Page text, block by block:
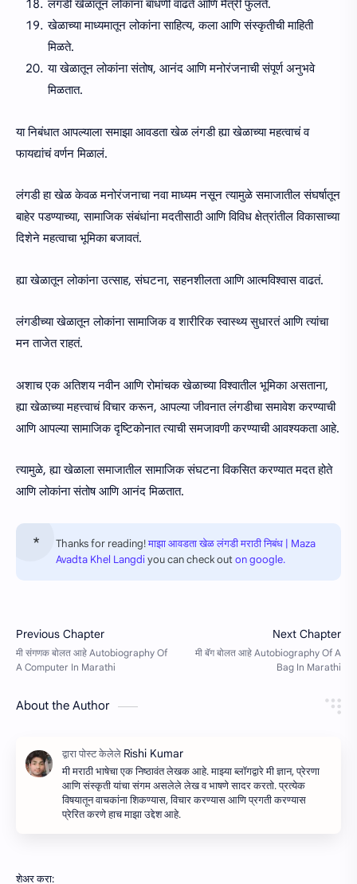
लंगडी खेळातून लोकांना बांधणी वाढते आणि मैत्री फुलते.
खेळाच्या माध्यमातून लोकांना साहित्य, कला आणि संस्कृतीची माहिती
मिळते.
या खेळातून लोकांना संतोष, आनंद आणि मनोरंजनाची संपूर्ण अनुभवे
मिळतात.
या निबंधात आपल्याला समाझा आवडता खेळ लंगडी ह्या खेळाच्या महत्वाचं व
फायद्यांचं वर्णन मिळालं.
लंगडी हा खेळ केवळ मनोरंजनाचा नवा माध्यम नसून त्यामुळे समाजातील संघर्षातून
बाहेर पडण्याच्या, सामाजिक संबंधांना मदतीसाठी आणि विविध क्षेत्रांतील विकासाच्या
दिशेने महत्वाचा भूमिका बजावतं.
ह्या खेळातून लोकांना उत्साह, संघटना, सहनशीलता आणि आत्मविश्वास वाढतं.
लंगडीच्या खेळातून लोकांना सामाजिक व शारीरिक स्वास्थ्य सुधारतं आणि त्यांचा
मन ताजेत राहतं.
अशाच एक अतिशय नवीन आणि रोमांचक खेळाच्या विश्वातील भूमिका असताना,
ह्या खेळाच्या महत्त्वाचं विचार करून, आपल्या जीवनात लंगडीचा समावेश करण्याची
आणि आपल्या सामाजिक दृष्टिकोनात त्याची समजावणी करण्याची आवश्यकता आहे.
त्यामुळे, ह्या खेळाला समाजातील सामाजिक संघटना विकसित करण्यात मदत होते
आणि लोकांना संतोष आणि आनंद मिळतात.
Thanks for reading!माझा आवडता खेळ लंगडी मराठी निबंध | Maza
Avadta Khel Langdiyou can check outon google.
About the Author
मी मराठी भाषेचा एक निष्ठावंत लेखक आहे. माझ्या ब्लॉगद्वारे मी ज्ञान, प्रेरणा
आणि संस्कृती यांचा संगम असलेले लेख व भाषणे सादर करतो. प्रत्येक
विषयातून वाचकांना शिकण्यास, विचार करण्यास आणि प्रगती करण्यास
प्रेरित करणे हाच माझा उद्देश आहे.